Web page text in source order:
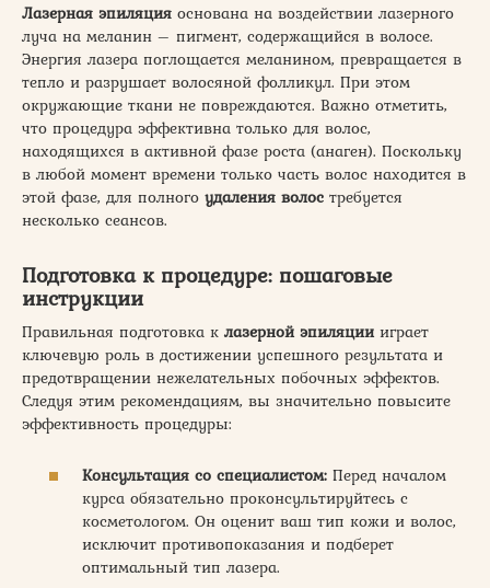
Лазерная эпиляция основана на воздействии лазерного
луча на меланин – пигмент, содержащийся в волосе.
Энергия лазера поглощается меланином, превращается в
тепло и разрушает волосяной фолликул. При этом
окружающие ткани не повреждаются. Важно отметить,
что процедура эффективна только для волос,
находящихся в активной фазе роста (анаген). Поскольку
в любой момент времени только часть волос находится в
этой фазе, для полного удаления волос требуется
несколько сеансов.
Подготовка к процедуре: пошаговые
инструкции
Правильная подготовка к лазерной эпиляциииграет
ключевую роль в достижении успешного результата и
предотвращении нежелательных побочных эффектов.
Следуя этим рекомендациям, вы значительно повысите
эффективность процедуры:
Консультация со специалистом: Перед началом
курса обязательно проконсультируйтесь с
косметологом. Он оценит ваш тип кожи и волос,
исключит противопоказания и подберет
оптимальный тип лазера.